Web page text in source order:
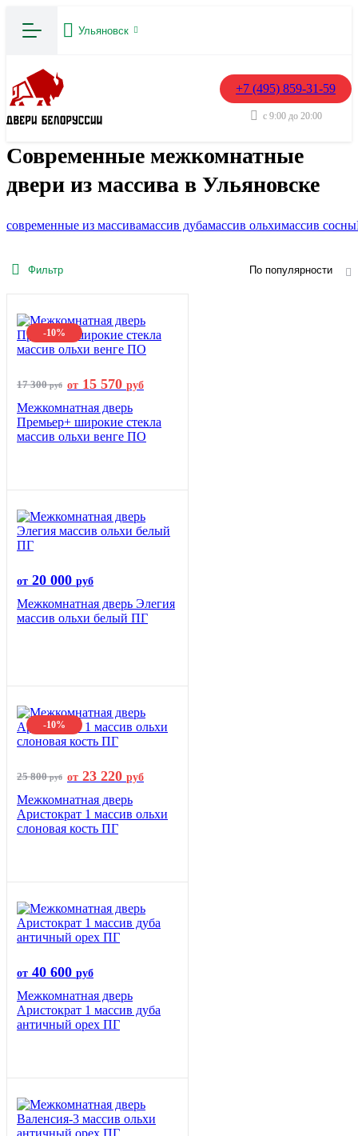
Ульяновск
+7 (495) 859-31-59
с 9:00 до 20:00
Современные межкомнатные
двери из массива в Ульяновске
современные из массивамассив дубамассив ольхимассив сосны
Фильтр По популярности
-10%
17 300руб от 15 570 руб
Межкомнатная дверь
Премьер+ широкие стекла
массив ольхи венге ПО
от 20 000 руб
Межкомнатная дверь Элегия
массив ольхи белый ПГ
-10%
25 800руб от 23 220 руб
Межкомнатная дверь
Аристократ 1 массив ольхи
слоновая кость ПГ
от 40 600 руб
Межкомнатная дверь
Аристократ 1 массив дуба
античный орех ПГ